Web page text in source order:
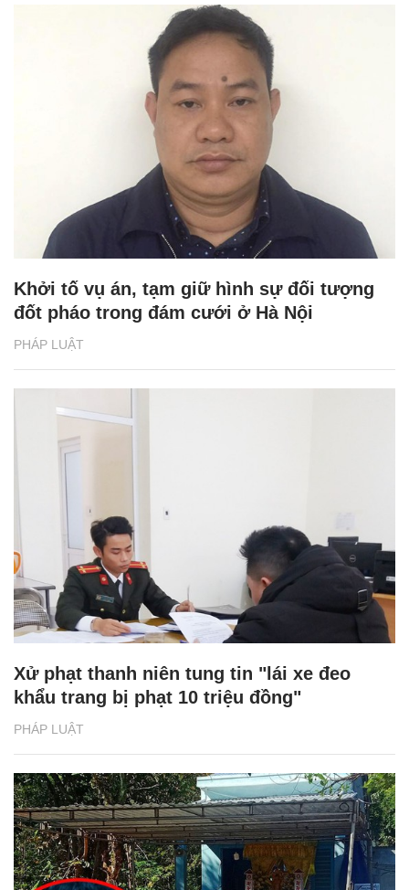
PHÁP LUẬT
Khởi tố vụ án, tạm giữ hình sự đối tượng
đốt pháo trong đám cưới ở Hà Nội
PHÁP LUẬT
Xử phạt thanh niên tung tin "lái xe đeo
khẩu trang bị phạt 10 triệu đồng"